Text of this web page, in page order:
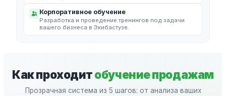
Корпоративное обучение
Разработка и проведение тренингов под задачи
вашего бизнеса в Экибастузе.
Как проходитобучение продажам
Прозрачная система из 5 шагов: от анализа ваших